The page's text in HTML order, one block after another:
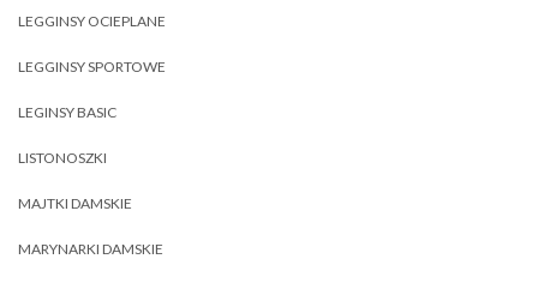
LEGGINSY OCIEPLANE
LEGGINSY SPORTOWE
LEGINSY BASIC
LISTONOSZKI
MAJTKI DAMSKIE
MARYNARKI DAMSKIE